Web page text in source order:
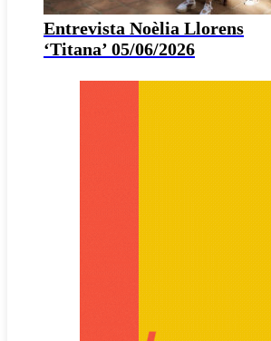
Entrevista Noèlia Llorens
‘Titana’ 05/06/2026